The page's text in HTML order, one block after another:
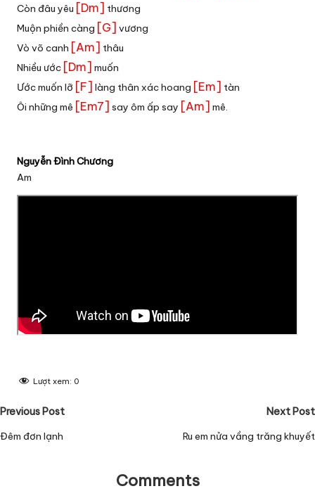
Còn đâu yêu [Dm] thương
Muộn phiền càng [G] vương
Vò võ canh [Am] thâu
Nhiều ước [Dm] muốn
Ước muốn lỡ [F] làng thân xác hoang [Em] tàn
Ôi những mê [Em7] say ôm ấp say [Am] mê.
Nguyễn Đình Chương
Am
Lượt xem: 0
Post
navigation
Previous Post
Đêm đơn lạnh
Next Post
Ru em nửa vầng trăng khuyết
Comments